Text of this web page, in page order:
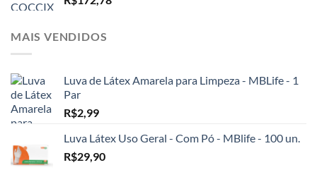
MAIS VENDIDOS
Luva de Látex Amarela para Limpeza - MBLife - 1
Par
R$2,99
Luva Látex Uso Geral - Com Pó - MBlife - 100 un.
R$29,90